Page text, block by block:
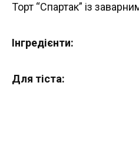
Торт “Спартак” із
Інгредієнти:
Для тіста: